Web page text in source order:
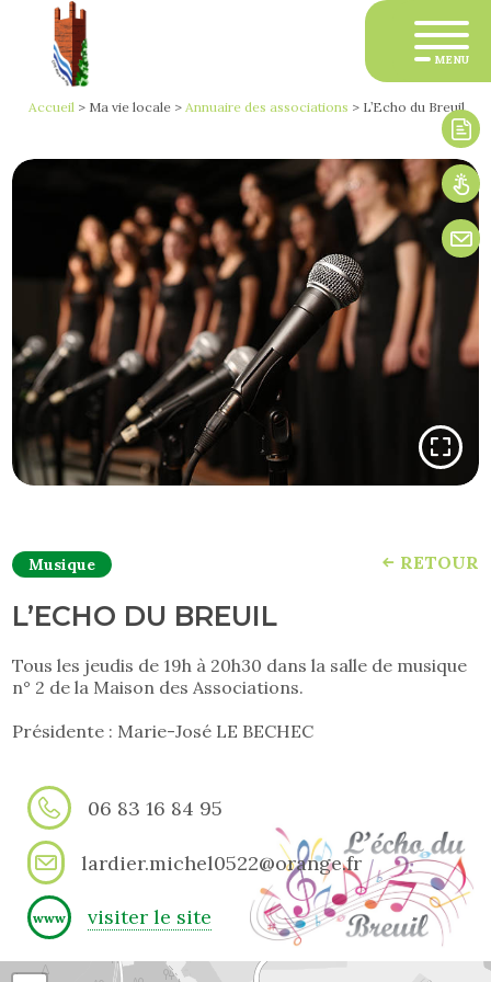
MENU
Accueil > Ma vie locale >Annuaire des associations > L’Echo du Breuil
Musique RETOUR
L’ECHO DU BREUIL
Tous les jeudis de 19h à 20h30 dans la salle de musique
n° 2 de la Maison des Associations.
Présidente : Marie-José LE BECHEC
06 83 16 84 95
lardier.michel0522@orange.fr
www visiter le site